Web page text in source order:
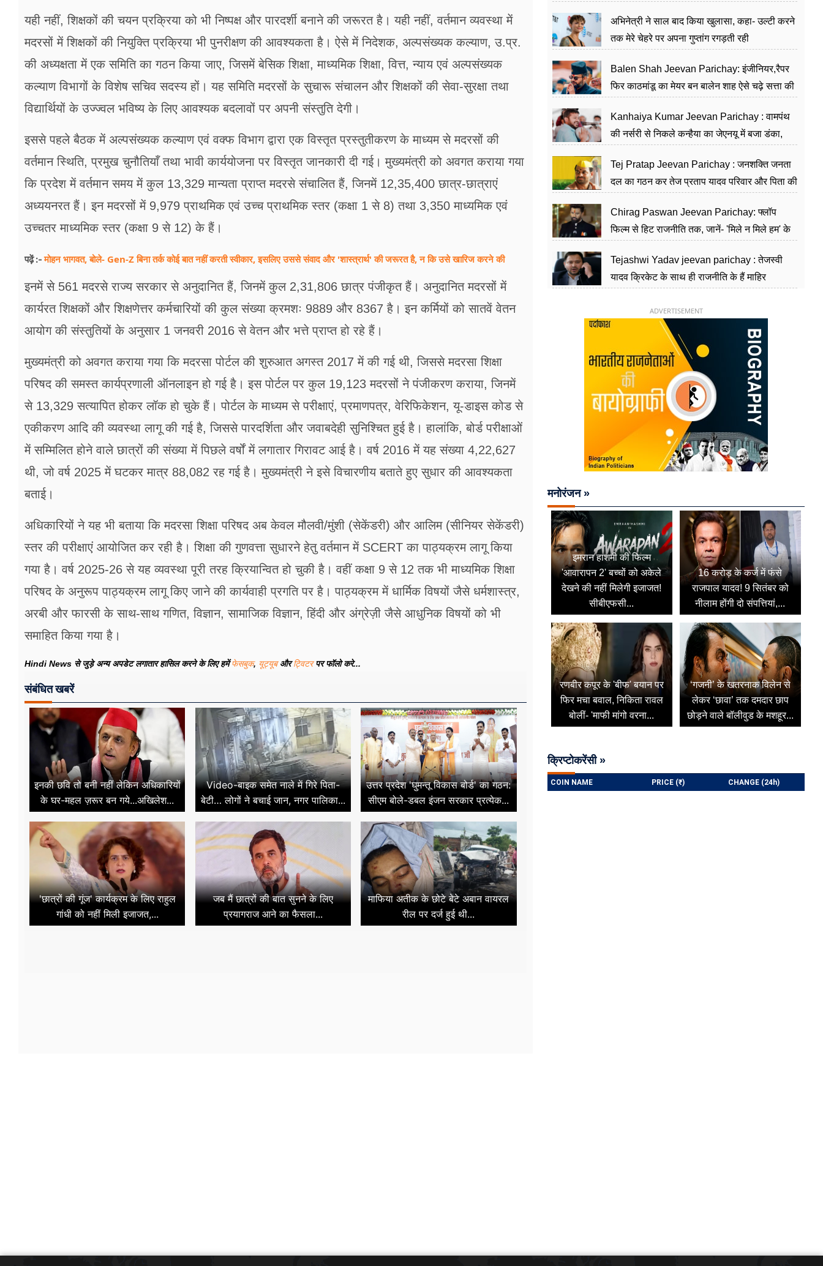
यही नहीं, शिक्षकों की चयन प्रक्रिया को भी निष्पक्ष और पारदर्शी बनाने की जरूरत है। यही नहीं, वर्तमान व्यवस्था में
मदरसों में शिक्षकों की नियुक्ति प्रक्रिया भी पुनरीक्षण की आवश्यकता है। ऐसे में निदेशक, अल्पसंख्यक कल्याण, उ.प्र.
की अध्यक्षता में एक समिति का गठन किया जाए, जिसमें बेसिक शिक्षा, माध्यमिक शिक्षा, वित्त, न्याय एवं अल्पसंख्यक
कल्याण विभागों के विशेष सचिव सदस्य हों। यह समिति मदरसों के सुचारू संचालन और शिक्षकों की सेवा-सुरक्षा तथा
विद्यार्थियों के उज्ज्वल भविष्य के लिए आवश्यक बदलावों पर अपनी संस्तुति देगी।
इससे पहले बैठक में अल्पसंख्यक कल्याण एवं वक्फ विभाग द्वारा एक विस्तृत प्रस्तुतीकरण के माध्यम से मदरसों की
वर्तमान स्थिति, प्रमुख चुनौतियाँ तथा भावी कार्ययोजना पर विस्तृत जानकारी दी गई। मुख्यमंत्री को अवगत कराया गया
कि प्रदेश में वर्तमान समय में कुल 13,329 मान्यता प्राप्त मदरसे संचालित हैं, जिनमें 12,35,400 छात्र-छात्राएं
अध्ययनरत हैं। इन मदरसों में 9,979 प्राथमिक एवं उच्च प्राथमिक स्तर (कक्षा 1 से 8) तथा 3,350 माध्यमिक एवं
उच्चतर माध्यमिक स्तर (कक्षा 9 से 12) के हैं।
पढ़ें :-मोहन भागवत, बोले- Gen-Z बिना तर्क कोई बात नहीं करती स्वीकार, इसलिए उससे संवाद और 'शास्त्रार्थ' की जरूरत है, न कि उसे खारिज करने की
इनमें से 561 मदरसे राज्य सरकार से अनुदानित हैं, जिनमें कुल 2,31,806 छात्र पंजीकृत हैं। अनुदानित मदरसों में
कार्यरत शिक्षकों और शिक्षणेत्तर कर्मचारियों की कुल संख्या क्रमशः 9889 और 8367 है। इन कर्मियों को सातवें वेतन
आयोग की संस्तुतियों के अनुसार 1 जनवरी 2016 से वेतन और भत्ते प्राप्त हो रहे हैं।
मुख्यमंत्री को अवगत कराया गया कि मदरसा पोर्टल की शुरुआत अगस्त 2017 में की गई थी, जिससे मदरसा शिक्षा
परिषद की समस्त कार्यप्रणाली ऑनलाइन हो गई है। इस पोर्टल पर कुल 19,123 मदरसों ने पंजीकरण कराया, जिनमें
से 13,329 सत्यापित होकर लॉक हो चुके हैं। पोर्टल के माध्यम से परीक्षाएं, प्रमाणपत्र, वेरिफिकेशन, यू-डाइस कोड से
एकीकरण आदि की व्यवस्था लागू की गई है, जिससे पारदर्शिता और जवाबदेही सुनिश्चित हुई है। हालांकि, बोर्ड परीक्षाओं
में सम्मिलित होने वाले छात्रों की संख्या में पिछले वर्षों में लगातार गिरावट आई है। वर्ष 2016 में यह संख्या 4,22,627
थी, जो वर्ष 2025 में घटकर मात्र 88,082 रह गई है। मुख्यमंत्री ने इसे विचारणीय बताते हुए सुधार की आवश्यकता
बताई।
अधिकारियों ने यह भी बताया कि मदरसा शिक्षा परिषद अब केवल मौलवी/मुंशी (सेकेंडरी) और आलिम (सीनियर सेकेंडरी)
स्तर की परीक्षाएं आयोजित कर रही है। शिक्षा की गुणवत्ता सुधारने हेतु वर्तमान में SCERT का पाठ्यक्रम लागू किया
गया है। वर्ष 2025-26 से यह व्यवस्था पूरी तरह क्रियान्वित हो चुकी है। वहीं कक्षा 9 से 12 तक भी माध्यमिक शिक्षा
परिषद के अनुरूप पाठ्यक्रम लागू किए जाने की कार्यवाही प्रगति पर है। पाठ्यक्रम में धार्मिक विषयों जैसे धर्मशास्त्र,
अरबी और फारसी के साथ-साथ गणित, विज्ञान, सामाजिक विज्ञान, हिंदी और अंग्रेज़ी जैसे आधुनिक विषयों को भी
समाहित किया गया है।
Hindi News से जुड़े अन्य अपडेट लगातार हासिल करने के लिए हमेंफेसबुक, यूट्यूबऔरट्विटरपर फॉलो करे...
संबंधित खबरें
इनकी छवि तो बनी नहीं लेकिन अधिकारियों
के घर-महल ज़रूर बन गये...अखिलेश...
Video-बाइक समेत नाले में गिरे पिता-
बेटी… लोगों ने बचाई जान, नगर पालिका...
उत्तर प्रदेश 'घुमन्तू विकास बोर्ड' का गठन:
सीएम बोले-डबल इंजन सरकार प्रत्येक...
'छात्रों की गूंज' कार्यक्रम के लिए राहुल
गांधी को नहीं मिली इजाजत,...
जब मैं छात्रों की बात सुनने के लिए
प्रयागराज आने का फैसला...
माफिया अतीक के छोटे बेटे अबान वायरल
रील पर दर्ज हुई थी...
अभिनेत्री ने साल बाद किया खुलासा, कहा- उल्टी करने
तक मेरे चेहरे पर अपना गुप्तांग रगड़ती रही
Balen Shah Jeevan Parichay: इंजीनियर,रैपर
फिर काठमांडू का मेयर बन बालेन शाह ऐसे चढ़े सत्ता की
Kanhaiya Kumar Jeevan Parichay : वामपंथ
की नर्सरी से निकले कन्हैया का जेएनयू में बजा डंका,
Tej Pratap Jeevan Parichay : जनशक्ति जनता
दल का गठन कर तेज प्रताप यादव परिवार और पिता की
Chirag Paswan Jeevan Parichay: फ्लॉप
फिल्म से हिट राजनीति तक, जानें- 'मिले न मिले हम' के
Tejashwi Yadav jeevan parichay : तेजस्वी
यादव क्रिकेट के साथ ही राजनीति के हैं माहिर
ADVERTISEMENT
मनोरंजन »
इमरान हाशमी की फिल्म
'आवारापन 2' बच्चों को अकेले
देखने की नहीं मिलेगी इजाजत!
सीबीएफसी...
16 करोड़ के कर्ज में फंसे
राजपाल यादव! 9 सितंबर को
नीलाम होंगी दो संपत्तियां,...
रणबीर कपूर के 'बीफ' बयान पर
फिर मचा बवाल, निकिता रावल
बोलीं- 'माफी मांगो वरना...
‘गजनी’ के खतरनाक विलेन से
लेकर ‘छावा’ तक दमदार छाप
छोड़ने वाले बॉलीवुड के मशहूर...
क्रिप्टोकरेंसी »